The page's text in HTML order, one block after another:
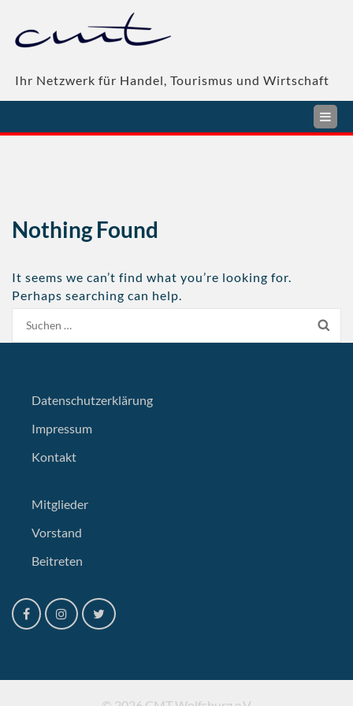
content
Ihr Netzwerk für Handel, Tourismus und Wirtschaft
Nothing Found
It seems we can’t find what you’re looking for.
Perhaps searching can help.
Suche
nach:
Datenschutzerklärung
Impressum
Kontakt
Mitglieder
Vorstand
Beitreten